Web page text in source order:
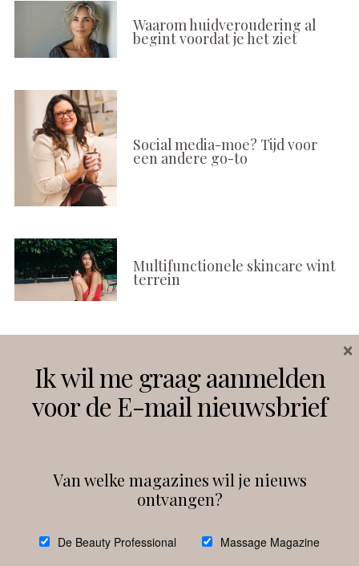
Waarom huidveroudering al
begint voordat je het ziet
Social media-moe? Tijd voor
een andere go-to
Multifunctionele skincare wint
terrein
Instagram Facebook
debeautyprofessional
Ik wil me graag aanmelden
voor de E-mail nieuwsbrief
Van welke magazines wil je nieuws
ontvangen?
De Beauty Professional Massage Magazine
×